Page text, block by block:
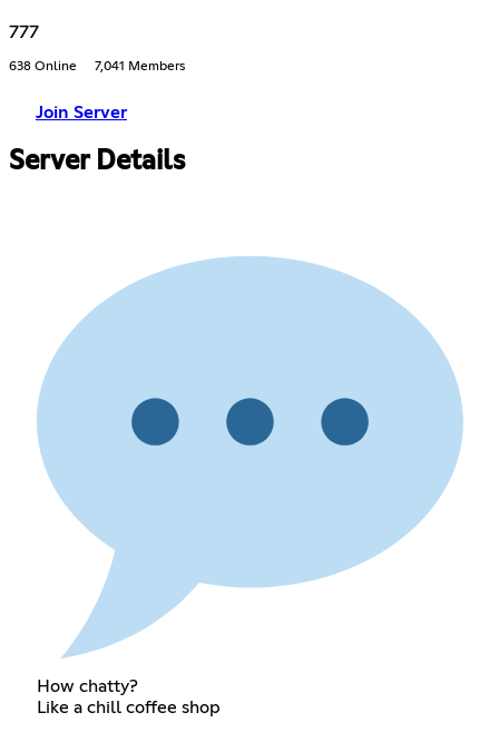
777
638 Online 7,041 Members
Join Server
Server Details
How chatty?
Like a chill coffee shop